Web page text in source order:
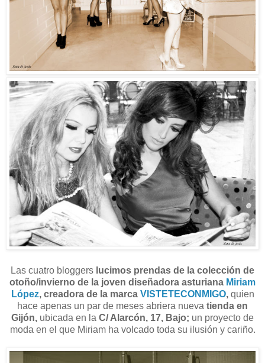
Las cuatro bloggers lucimos prendas de la colección de
otoño/invierno de la joven diseñadora asturiana Miriam
López, creadora de la marca VISTETECONMIGO, quien
hace apenas un par de meses abriera nueva tienda en
Gijón, ubicada en la C/ Alarcón, 17, Bajo; un proyecto de
moda en el que Miriam ha volcado toda su ilusión y cariño.